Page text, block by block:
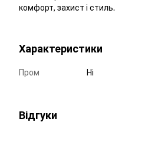
комфорт, захист і стиль.
Характеристики
Пром Ні
Відгуки